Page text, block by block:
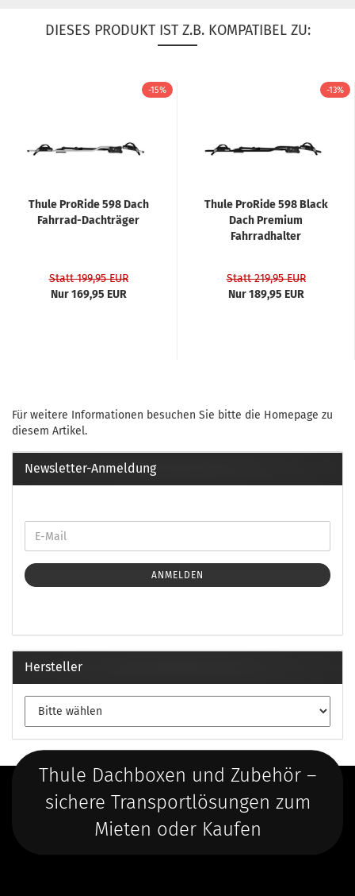
DIESES PRODUKT IST Z.B. KOMPATIBEL ZU:
-15%
Thule ProRide 598 Dach
Fahrrad-Dachträger
Statt 199,95 EUR
Nur 169,95 EUR
-13%
Thule ProRide 598 Black
Dach Premium
Fahrradhalter
Statt 219,95 EUR
Nur 189,95 EUR
Für weitere Informationen besuchen Sie bitte die Homepage zu
diesem Artikel.
Newsletter-Anmeldung
ANMELDEN
Hersteller
Thule Dachboxen und Zubehör –
sichere Transportlösungen zum
Mieten oder Kaufen